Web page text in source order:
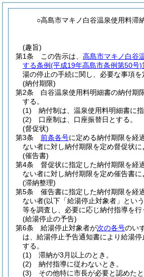
○高島市マキノ白谷温泉使用料滞
(趣旨)
第1条
この告示は、 高島市マキノ白谷
する条例(平成19年高島市条例第50号)
湯の停止の手続に関し、必要な事項を
(納付期限)
第2条
白谷温泉使用料明細書の納付期
する。
(1)
納付制は、温泉使用料明細書に指
(2)
口座制は、口座振替日とする。
(督促状)
第3条
前条各号に定める納付期限を経
ない者に対し納付期限を定め督促状に
(催告書)
第4条
督促状に指定した納付期限を経
ない者に対し納付期限を定め催告書に
(滞納整理)
第5条
催告書に指定した納付期限を経
ない者(以下「給湯停止対象者」とい
等を調査し、必要に応じ納付指導を行
(給湯停止の予告)
第6条
給湯停止対象者が次の各号のい
は、給湯停止予告通知書により給湯停
する。
(1)
滞納が3月以上のとき。
(2)
納付指導に従わないとき。
(3)
その他特に市長が必要と認めたと